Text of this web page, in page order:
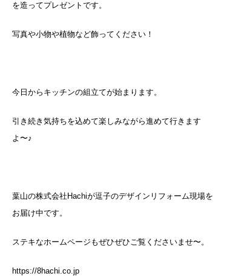
を造ってプレゼントです。
写真や小物や植物など飾ってください！
今日からキッチンの組立てが始まります。
引き続き気持ちを込めて楽しみながら進めて行きます
よ〜♪
葉山の株式会社Hachiが逗子のデザインリフォーム現場を
お届け中です。
ステキなホームページもぜひぜひご覧くださいませ〜。
https://8hachi.co.jp